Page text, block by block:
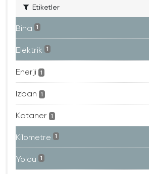
Etiketler
Bina 1
Elektrik 1
Enerji 1
Izban 1
Kataner 1
Kilometre 1
Yolcu 1